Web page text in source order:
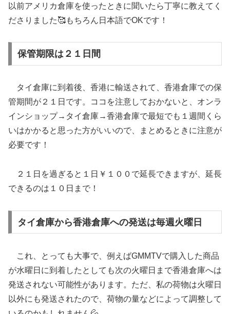
以前アメリカ倉庫を使ったときに聞いたら丁寧に教えてく
ださりました🥰もちろん日本語でOKです！
保管期限は２１日間
タイ倉庫に到着後、香港に輸送されて、香港倉庫での保
管期間が２１日です。ココを注意しておかないと、オンラ
インショップ→タイ倉庫→香港倉庫で最短でも１週間くら
いはかかると思った方がいいので、まとめるときに注意が
必要です！
２１日を過ぎると１日￥１００で延長できますが、延長
できるのは１０日まで！
タイ倉庫から香港倉庫への発送は毎週火曜日
これ、とっても大事で、例えばGMMTVで購入した商品
が水曜日に到着したとしても次の火曜日まで香港倉庫へは
発送されない可能性があります。ただ、私の荷物は火曜日
以外にも発送されたので、荷物の量などによって調整して